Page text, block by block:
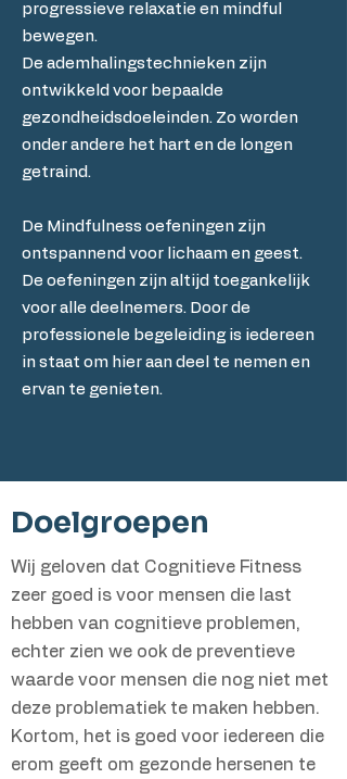
progressieve relaxatie en mindful
bewegen.
De ademhalingstechnieken zijn
ontwikkeld voor bepaalde
gezondheidsdoeleinden. Zo worden
onder andere het hart en de longen
getraind.
De Mindfulness oefeningen zijn
ontspannend voor lichaam en geest.
De oefeningen zijn altijd toegankelijk
voor alle deelnemers. Door de
professionele begeleiding is iedereen
in staat om hier aan deel te nemen en
ervan te genieten.
Doelgroepen
Wij geloven dat Cognitieve Fitness
zeer goed is voor mensen die last
hebben van cognitieve problemen,
echter zien we ook de preventieve
waarde voor mensen die nog niet met
deze problematiek te maken hebben.
Kortom, het is goed voor iedereen die
erom geeft om gezonde hersenen te